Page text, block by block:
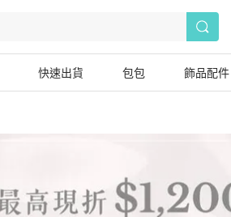
快速出貨 包包 飾品配件